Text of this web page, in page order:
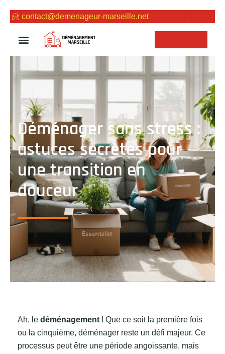
contact@demenageur-marseille.net
Déménager sans stress :
astuces secrètes pour
une transition en
douceur
Ah, le déménagement ! Que ce soit la première fois
ou la cinquième, déménager reste un défi majeur. Ce
processus peut être une période angoissante, mais